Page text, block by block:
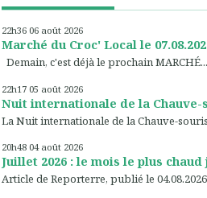
22h36 06 août 2026
Marché du Croc' Local le
Demain, c'est déjà le prochain MARCHÉ...
22h17 05 août 2026
Nuit internationale de la Chauve-
La Nuit internationale de la Chauve-
20h48 04 août 2026
Juillet 2026 : le mois le plus chaud
Article de Reporterre, publié le